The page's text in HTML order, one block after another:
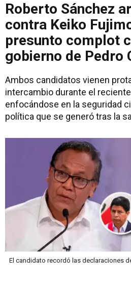
Roberto Sánchez
contra Keiko
presunto complot
gobierno de Pedro
Ambos candidatos vienen
intercambio durante el
enfocándose en la seguridad
política que se generó tras la
El candidato recordó las declaraciones